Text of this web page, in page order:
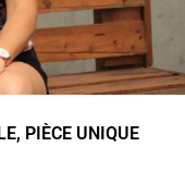
PIÈCE UNIQUE